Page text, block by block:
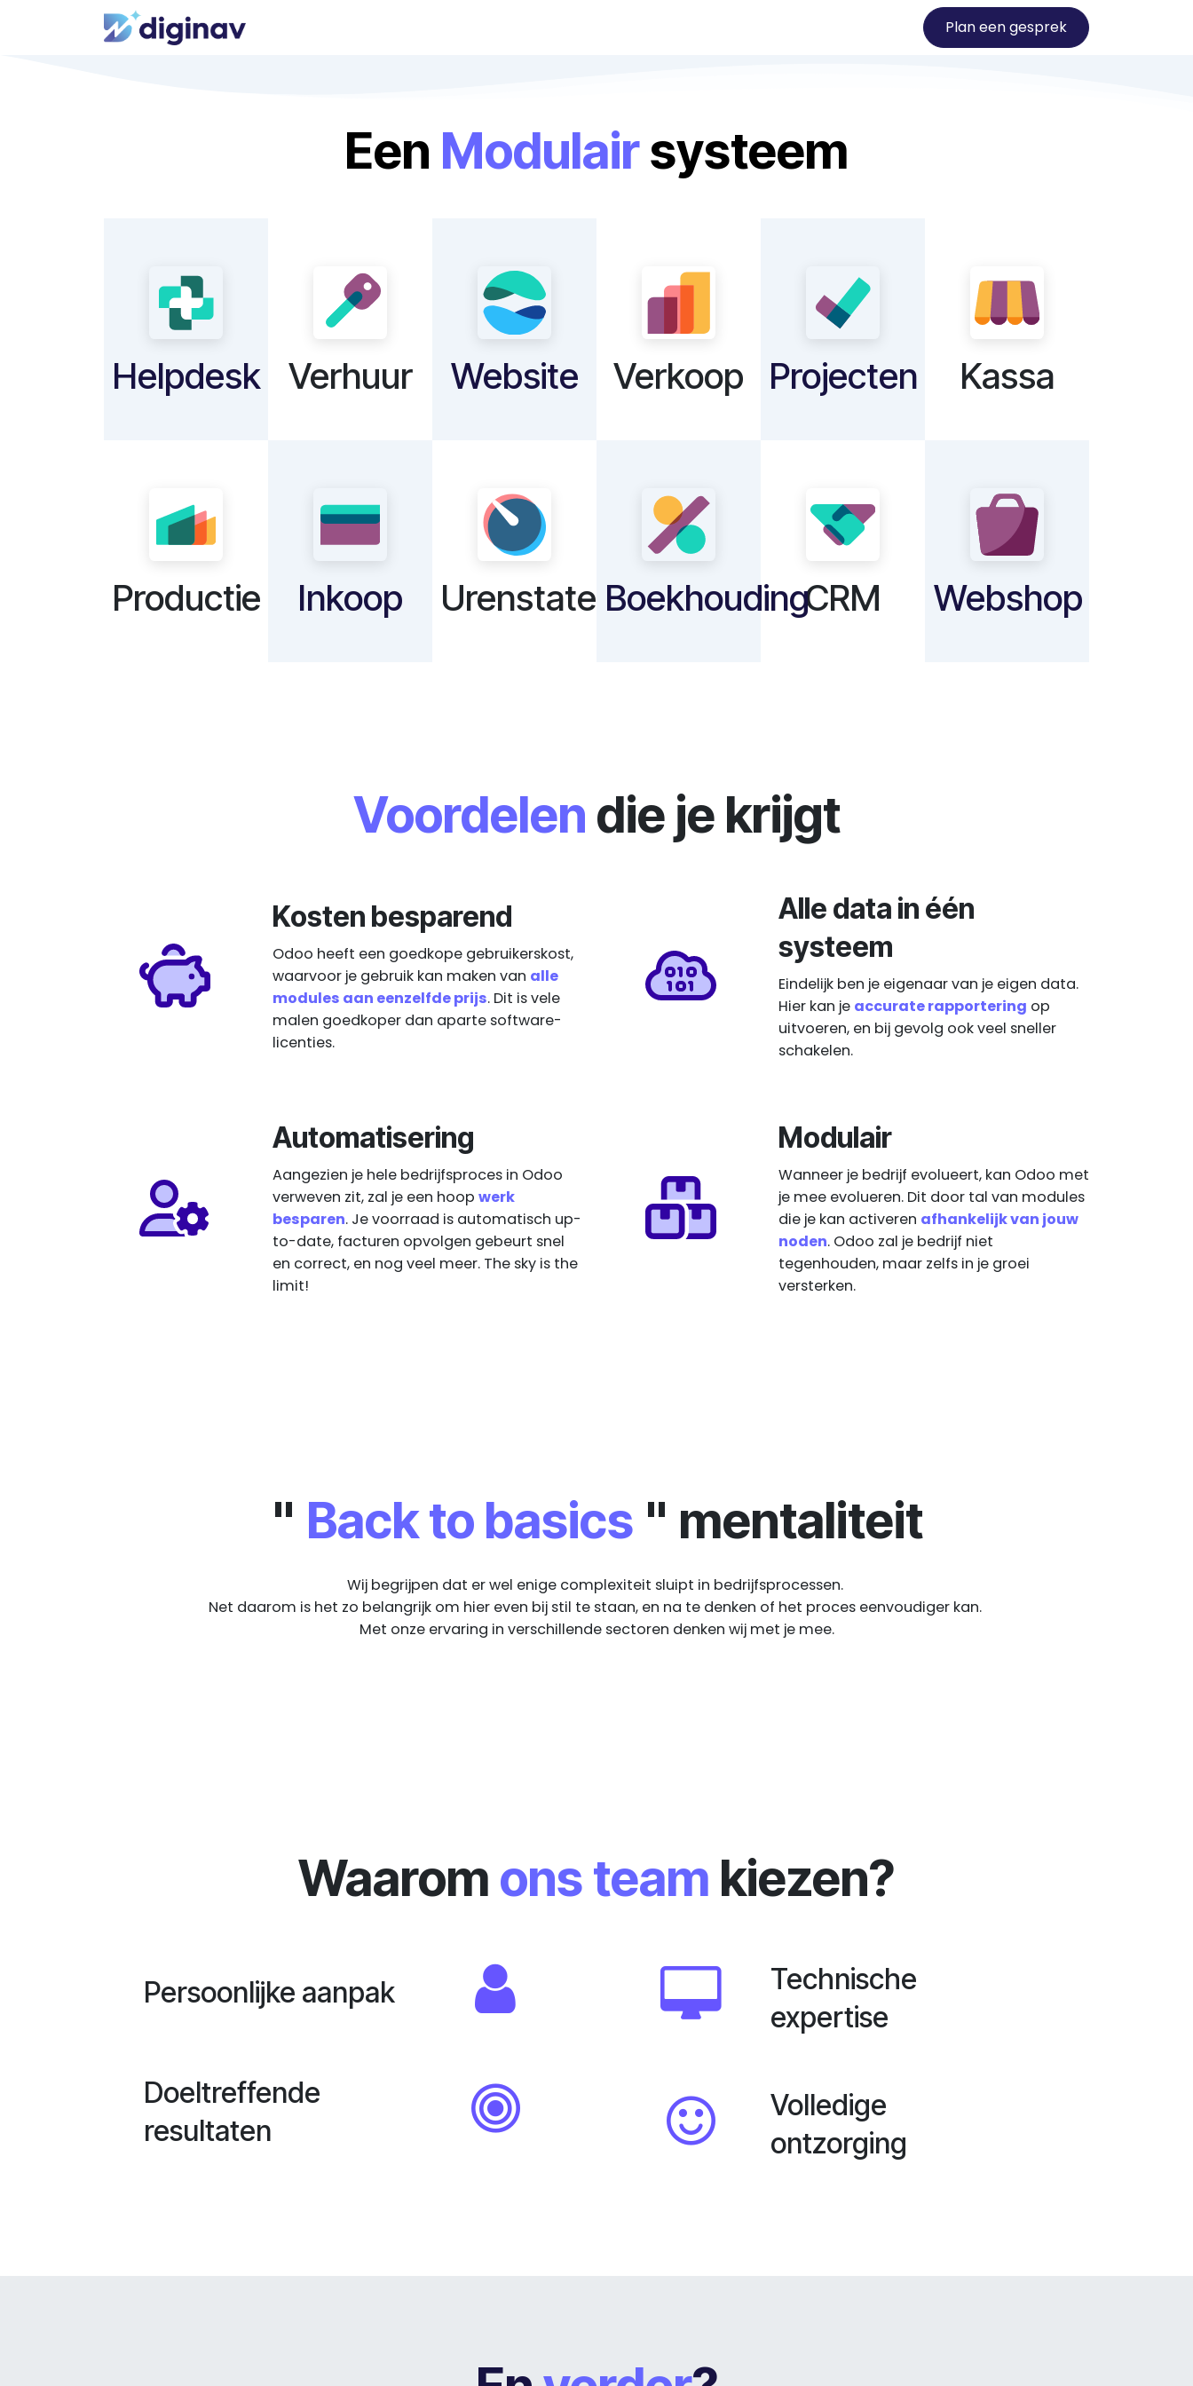
Overslaan naar inhoud
Plan een gesprek
Een Modulairsysteem
Verkoop Kassa
Boekhouding Webshop
CRM
Projecten
Urenstaten
Website
Inkoop
Verhuur
Helpdesk
Productie
Voordelen die je krijgt
Kosten besparend
Odoo heeft een goedkope gebruikerskost,
waarvoor je gebruik kan maken van alle
modules aan eenzelfde prijs. Dit is vele
malen goedkoper dan aparte software-
licenties.
Alle data in één
systeem
Eindelijk ben je eigenaar van je eigen data.
Hier kan je accurate rapportering op
uitvoeren, en bij gevolg ook veel sneller
schakelen.
Automatisering
Aangezien je hele bedrijfsproces in Odoo
verweven zit, zal je een hoop werk
besparen. Je voorraad is automatisch up-
to-date, facturen opvolgen gebeurt snel
en correct, en nog veel meer. The sky is the
limit!
Modulair
Wanneer je bedrijf evolueert, kan Odoo met
je mee evolueren. Dit door tal van modules
die je kan activeren afhankelijk van jouw
noden. Odoo zal je bedrijf niet
tegenhouden, maar zelfs in je groei
versterken.
" Back to basics " mentaliteit
Wij begrijpen dat er wel enige complexiteit sluipt in bedrijfsprocessen.
Net daarom is het zo belangrijk om hier even bij stil te staan, en na te denken of het proces eenvoudiger kan.
Met onze ervaring in verschillende sectoren denken wij met je mee.
Waarom ons team kiezen?
Persoonlijke aanpak
Doeltreffende
resultaten
Technische
expertise
Volledige
ontzorging